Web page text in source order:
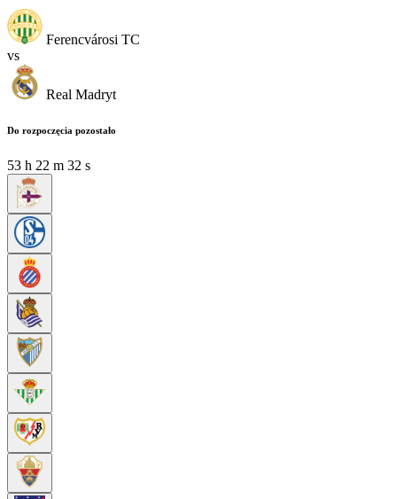
Ferencvárosi TC
vs
Real Madryt
Do rozpoczęcia pozostało
53 h 22 m 30 s